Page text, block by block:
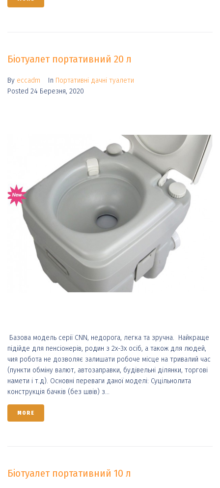
Біотуалет портативний 20 л
By eccadm In Портативні дачні туалети
Posted 24 Березня, 2020
Базова модель серії СNN, недорога, легка та зручна. Найкраще
підійде для пенсіонерів, родин з 2х-3х осіб, а також для людей,
чия робота не дозволяє залишати робоче місце на тривалий час
(пункти обміну валют, автозаправки, будівельні ділянки, торгові
намети і т.д). Основні переваги даної моделі: Суцільнолита
конструкція бачків (без швів) з...
MORE
Біотуалет портативний 10 л